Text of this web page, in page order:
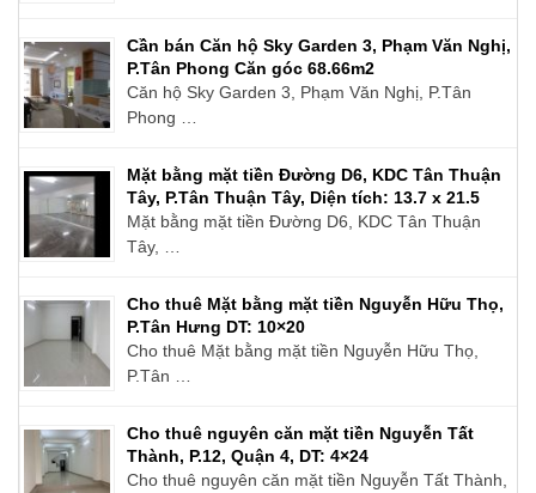
Cần bán Căn hộ Sky Garden 3, Phạm Văn Nghị,
P.Tân Phong Căn góc 68.66m2
Căn hộ Sky Garden 3, Phạm Văn Nghị, P.Tân
Phong …
Mặt bằng mặt tiền Đường D6, KDC Tân Thuận
Tây, P.Tân Thuận Tây, Diện tích: 13.7 x 21.5
Mặt bằng mặt tiền Đường D6, KDC Tân Thuận
Tây, …
Cho thuê Mặt bằng mặt tiền Nguyễn Hữu Thọ,
P.Tân Hưng DT: 10×20
Cho thuê Mặt bằng mặt tiền Nguyễn Hữu Thọ,
P.Tân …
Cho thuê nguyên căn mặt tiền Nguyễn Tất
Thành, P.12, Quận 4, DT: 4×24
Cho thuê nguyên căn mặt tiền Nguyễn Tất Thành,